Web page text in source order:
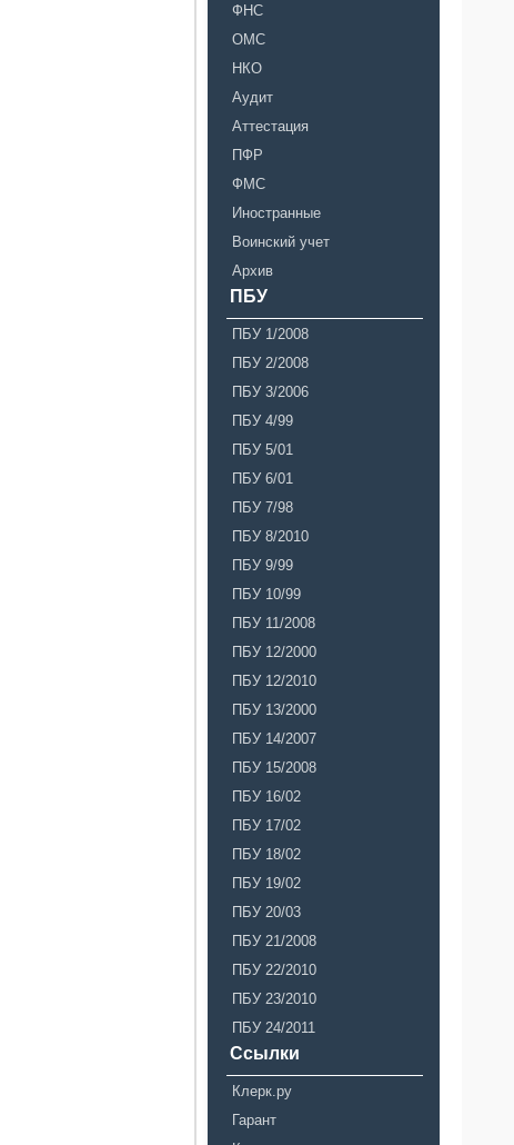
ФНС
ОМС
НКО
Аудит
Аттестация
ПФР
ФМС
Иностранные
Воинский учет
Архив
ПБУ
ПБУ 1/2008
ПБУ 2/2008
ПБУ 3/2006
ПБУ 4/99
ПБУ 5/01
ПБУ 6/01
ПБУ 7/98
ПБУ 8/2010
ПБУ 9/99
ПБУ 10/99
ПБУ 11/2008
ПБУ 12/2000
ПБУ 12/2010
ПБУ 13/2000
ПБУ 14/2007
ПБУ 15/2008
ПБУ 16/02
ПБУ 17/02
ПБУ 18/02
ПБУ 19/02
ПБУ 20/03
ПБУ 21/2008
ПБУ 22/2010
ПБУ 23/2010
ПБУ 24/2011
Ссылки
Клерк.ру
Гарант